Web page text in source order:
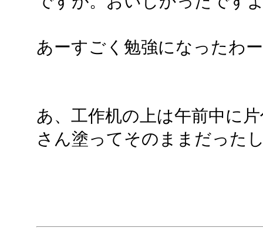
あーすごく勉強になったわ
あ、工作机の上は午前中に
さん塗ってそのままだった